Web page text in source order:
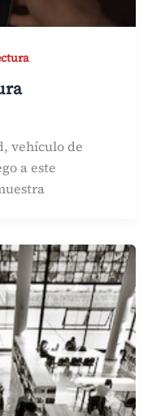
vehículo de
a este